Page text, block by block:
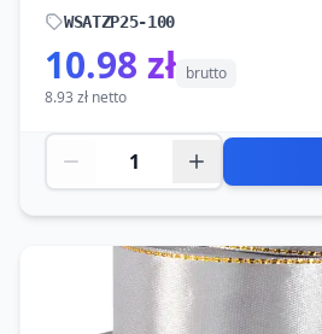
WSATZP25-100
10.98 zł brutto
8.93 zł netto